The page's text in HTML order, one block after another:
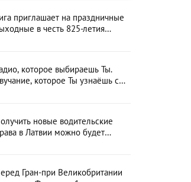
приглашает на праздничные
в честь 825-летия
которое выбираешь Ты.
которое Ты узнаёшь с
новые водительские
в Латвии можно будет
Гран-при Великобритании